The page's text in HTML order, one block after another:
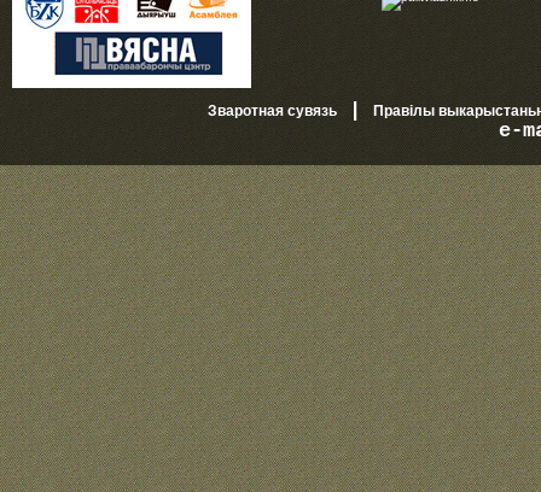
Зваротная сувязь| Правілы
e-